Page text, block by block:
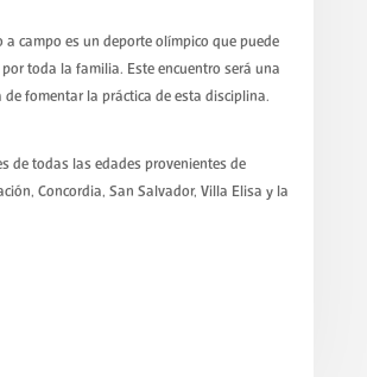
a campo es un deporte olímpico que puede
toda la familia. Este encuentro será una
de fomentar la práctica de esta disciplina.
de todas las edades provenientes de
Concordia, San Salvador, Villa Elisa y la